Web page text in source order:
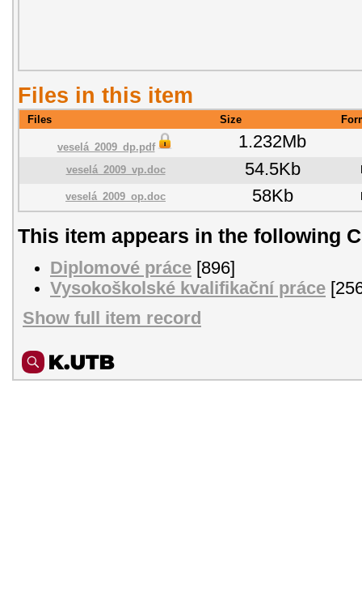
Files in this item
Files Size
veselá_2009_dp.pdf 1.232Mb
veselá_2009_vp.doc 54.5Kb
veselá_2009_op.doc 58Kb
This item appears in the following
Diplomové práce [896]
Vysokoškolské kvalifikační práce
Show full item record